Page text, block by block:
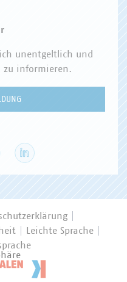
unentgeltlich und
zu informieren.
Leichte Sprache